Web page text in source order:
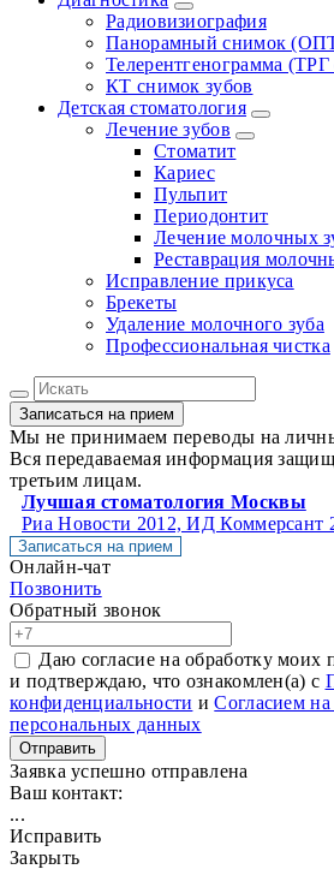
Радиовизиография
Панорамный снимок
Телерентгенограмма
КТ снимок зубов
Детская стоматология
Лечение зубов
Стоматит
Кариес
Пульпит
Периодонтит
Лечение молочных
Реставрация
Исправление прикуса
Брекеты
Удаление молочного зуба
Профессиональная чистка
Записаться на прием
Мы не принимаем переводы на
Вся передаваемая информация
третьим лицам.
Лучшая стоматология Москвы
Риа Новости 2012, ИД Коммерсант
Записаться на прием
Онлайн-чат
Позвонить
Обратный звонок
Даю согласие на обработку моих
и подтверждаю, что ознакомлен(а) с
конфиденциальности иСогласием на
персональных данных
Отправить
Заявка успешно отправлена
Ваш контакт:
...
Исправить
Закрыть